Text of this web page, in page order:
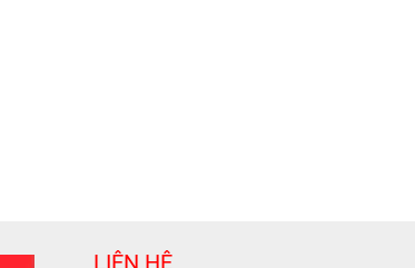
LIÊN HỆ